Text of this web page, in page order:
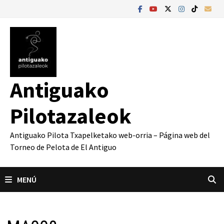
contenido
Antiguako
Pilotazaleok
Antiguako Pilota Txapelketako web-orria – Página web del
Torneo de Pelota de El Antiguo
MENÚ